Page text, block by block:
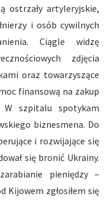
ostrzały artyleryjskie,
i osób cywilnych
Ciągle widzę
zdjęcia
oraz towarzyszące
finansową na zakup
szpitalu spotykam
biznesmena. Do
i rozwijające się
się bronić Ukrainy.
pieniędzy –
Kijowem zgłosiłem się